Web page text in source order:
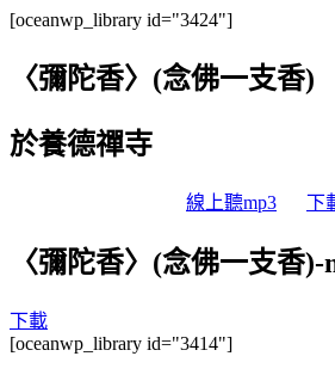
[oceanwp_library id="3424"]
〈彌陀香〉(念佛一支香)
於養德禪寺
線上聽mp3 下
〈彌陀香〉(念佛一支香
下載
[oceanwp_library id="3414"]